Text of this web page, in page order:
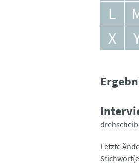
L
X
Letzte